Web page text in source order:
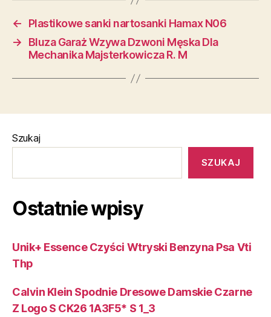
←
Plastikowe sanki nartosanki Hamax N06
→
Bluza Garaż Wzywa Dzwoni Męska Dla
Mechanika Majsterkowicza R. M
Szukaj
SZUKAJ
Ostatnie wpisy
Unik+ Essence Czyści Wtryski Benzyna Psa Vti
Thp
Calvin Klein Spodnie Dresowe Damskie Czarne
Z Logo S CK26 1A3F5* S 1_3